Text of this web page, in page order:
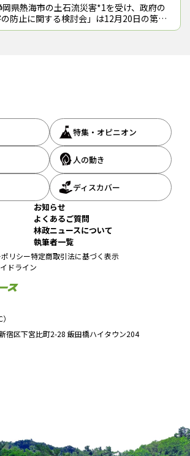
県熱海市の土石流災害*1を受け、政府の
の防止に関する検討会」は12月20日の第４
制度を創設して規制や罰則を強化すべきと
宿区下宮比町2-28 飯田橋ハイタウン204
特集・オピニオン
人の動き
ディスカバー
お知らせ
よくあるご質問
林政ニュースについて
執筆者一覧
リシー特定商取引法に基づく表示
ドライン